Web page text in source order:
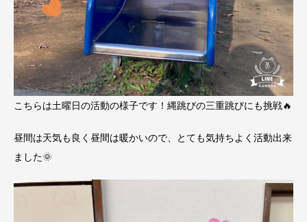
こちらは土曜日の活動の様子です！縄跳びの三重跳びにも挑戦🔥
昼間は天気も良く昼間は暖かいので、とても気持ちよく活動出来
ました🌞